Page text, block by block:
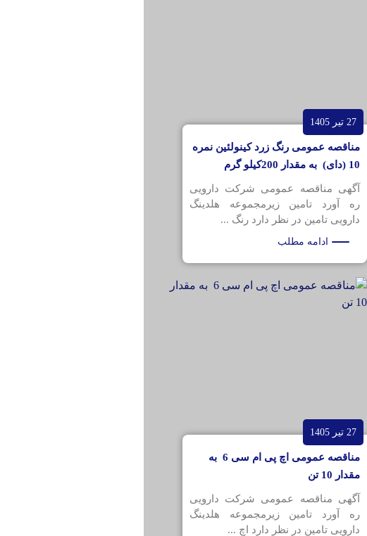
27 تیر 1405
مناقصه عمومی رنگ زرد کینولئین نمره
10 (دای) به مقدار 200کیلو گرم
آگهی مناقصه عمومی شرکت دارویی
ره آورد تامین زیرمجموعه هلدینگ
دارویی تامین در نظر دارد رنگ ...
ادامه مطلب
27 تیر 1405
مناقصه عمومی اچ پی ام سی 6 به
مقدار 10 تن
آگهی مناقصه عمومی شرکت دارویی
ره آورد تامین زیرمجموعه هلدینگ
دارویی تامین در نظر دارد اچ ...